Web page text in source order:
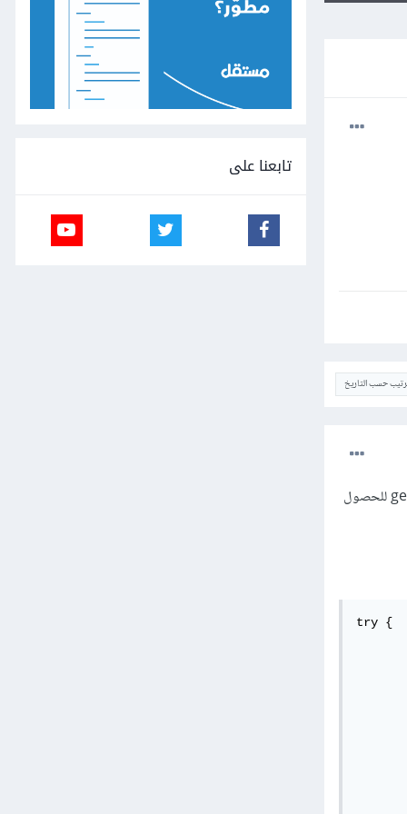
حسب التاريخ
لا أعتقد أنه يوجد تابع جاهز في جافا باسم readName وإنما getName (java.lang.Class.getName()) للحصول
try {
كائن من ملف
الموجودة ضمن مجلّد معيّن
اسماء الملفات
تابعنا على